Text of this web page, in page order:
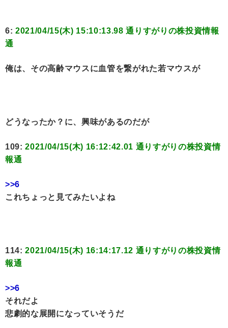
6: 2021/04/15(木) 15:10:13.98 通りすがりの株投資情報
通
俺は、その高齢マウスに血管を繋がれた若マウスが
どうなったか？に、興味があるのだが
109:2021/04/15(木) 16:12:42.01 通りすがりの株投資情
報通
>>6
これちょっと見てみたいよね
114:2021/04/15(木) 16:14:17.12 通りすがりの株投資情
報通
>>6
それだよ
悲劇的な展開になっていそうだ